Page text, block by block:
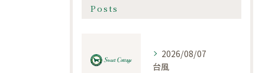
Posts
2026/08/07
台風